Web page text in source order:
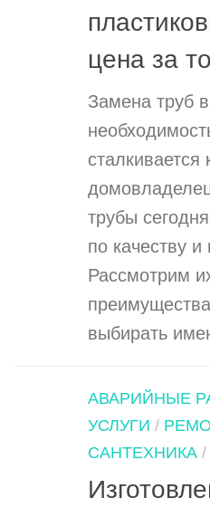
цена за
Замена труб
сталкивается
трубы
по качеству
Рассмотрим
выбирать
АВАРИЙНЫЕ
УСЛУГИ /
САНТЕХНИКА /